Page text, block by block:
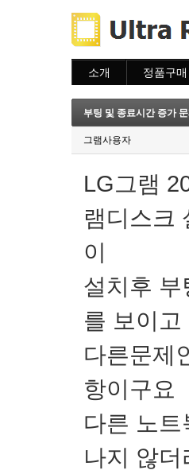
소개 정품구매
주문조회
이용안내
부팅 및 종료시간 증가 문
그램사용자
LG그램
램디스크
이
설치후
를 보이고
다른문제
항이구요
다른 노
나지 않더